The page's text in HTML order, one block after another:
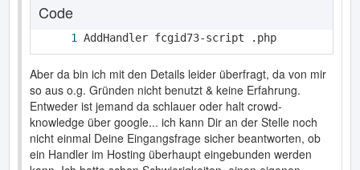
Code
AddHandler fcgid73-script .php
Aber da bin ich mit den Details leider überfragt, da von mir
so aus o.g. Gründen nicht benutzt & keine Erfahrung.
Entweder ist jemand da schlauer oder halt crowd-
knowledge über google... ich kann Dir an der Stelle noch
nicht einmal Deine Eingangsfrage sicher beantworten, ob
ein Handler im Hosting überhaupt eingebunden werden